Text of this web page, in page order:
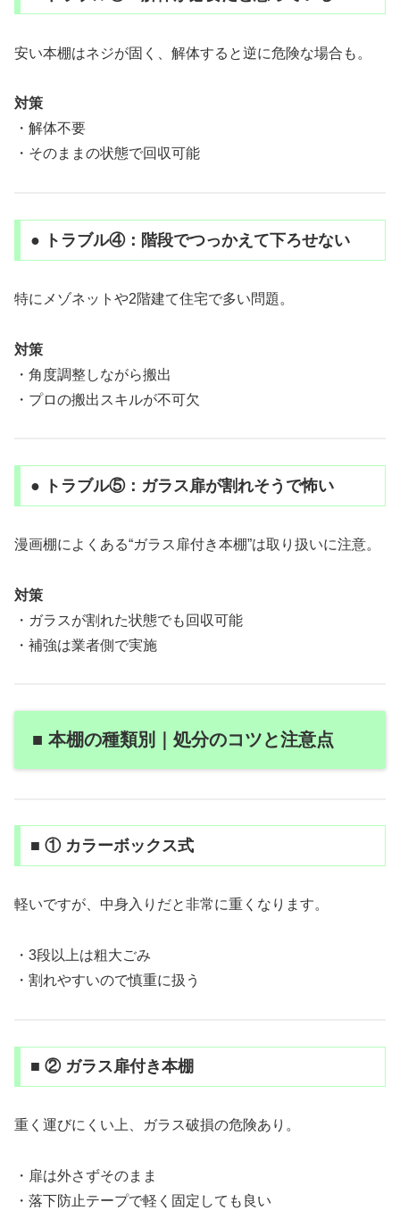
安い本棚はネジが固く、解体すると逆に危険な場合も。
対策
・解体不要
・そのままの状態で回収可能
● トラブル④：階段でつっかえて下ろせない
特にメゾネットや2階建て住宅で多い問題。
対策
・角度調整しながら搬出
・プロの搬出スキルが不可欠
● トラブル⑤：ガラス扉が割れそうで怖い
漫画棚によくある“ガラス扉付き本棚”は取り扱いに注意。
対策
・ガラスが割れた状態でも回収可能
・補強は業者側で実施
■ 本棚の種類別｜処分のコツと注意点
■ ① カラーボックス式
軽いですが、中身入りだと非常に重くなります。
・3段以上は粗大ごみ
・割れやすいので慎重に扱う
■ ② ガラス扉付き本棚
重く運びにくい上、ガラス破損の危険あり。
・扉は外さずそのまま
・落下防止テープで軽く固定しても良い